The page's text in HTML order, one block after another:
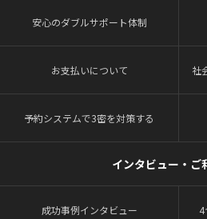
安心のダブルサポート体制
お支払いについて 社
予約システムで3密を対策する
インタビュー・ご
成功事例インタビュー